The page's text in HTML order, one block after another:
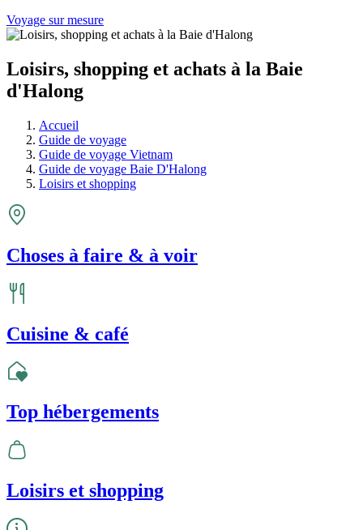
Voyage sur mesure
Loisirs, shopping et achats à la Baie
d'Halong
Accueil
Guide de voyage
Guide de voyage Vietnam
Guide de voyage Baie D'Halong
Loisirs et shopping
Choses à faire & à voir
Cuisine & café
Top hébergements
Loisirs et shopping